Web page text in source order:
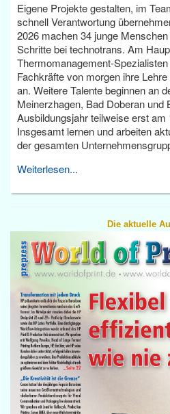
Eigene Projekte gestalten, im
schnell Verantwortung
2026 machen 34 junge
Schritte bei technotrans. Am
Thermomanagement-
Fachkräfte von morgen ihre
an. Weitere Talente beginnen an
Meinerzhagen, Bad Doberan und
Ausbildungsjahr teilweise erst am
Insgesamt lernen und arbeiten
der gesamten
Weiterlesen...
Die aktuelle